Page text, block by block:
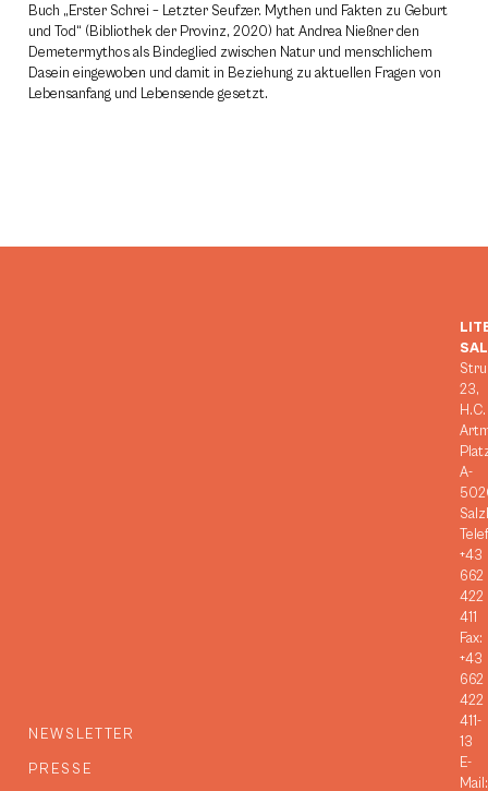
Buch „Erster Schrei – Letzter Seufzer. Mythen und Fakten zu Geburt
und Tod“ (Bibliothek der Provinz, 2020) hat Andrea Nießner den
Demetermythos als Bindeglied zwischen Natur und menschlichem
Dasein eingewoben und damit in Beziehung zu aktuellen Fragen von
Lebensanfang und Lebensende gesetzt.
NEWSLETTER
PRESSE
23,
H.C.
A-
+43
662
422
411
Fax:
+43
662
422
411-
13
E-
Mail: